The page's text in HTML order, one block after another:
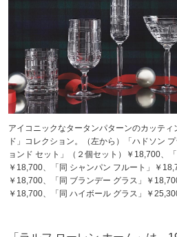
アイコニックなタータンパターンのカッテ
ド」コレクション。（左から）「ハドソン
ョンド セット」（２個セット）￥18,700、
￥18,700、「同 シャンパン フルート」￥
￥18,700、「同 ブランデー グラス」￥
￥18,700、「同 ハイボール グラス」￥